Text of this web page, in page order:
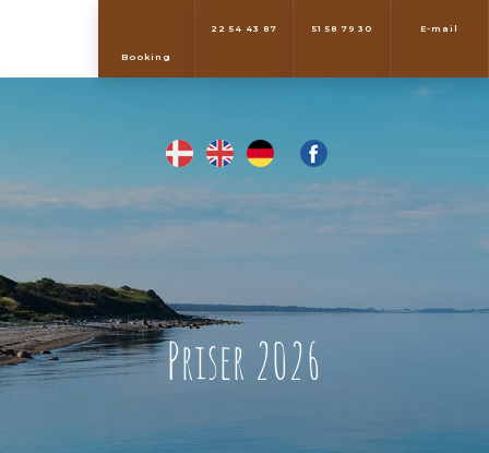
​Booking
22 54 43 87 51 58 79 30 E-mail
​Priser 2026